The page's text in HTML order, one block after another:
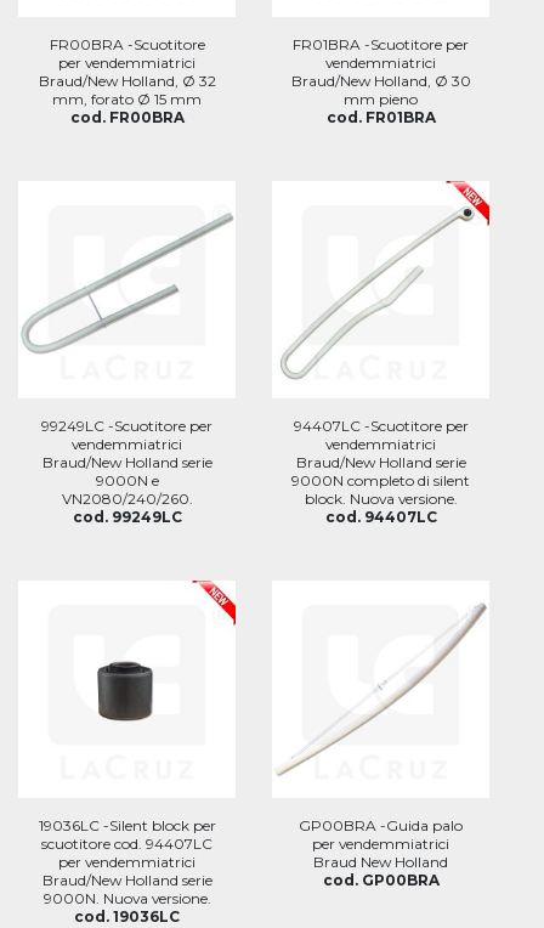
FR00BRA -Scuotitore
per vendemmiatrici
Braud/New Holland, Ø 32
mm, forato Ø 15 mm
cod. FR00BRA
FR01BRA -Scuotitore per
vendemmiatrici
Braud/New Holland, Ø 30
mm pieno
cod. FR01BRA
99249LC -Scuotitore per
vendemmiatrici
Braud/New Holland serie
9000N e
VN2080/240/260.
cod. 99249LC
94407LC -Scuotitore per
vendemmiatrici
Braud/New Holland serie
9000N completo di silent
block. Nuova versione.
cod. 94407LC
19036LC -Silent block per
scuotitore cod. 94407LC
per vendemmiatrici
Braud/New Holland serie
9000N. Nuova versione.
cod. 19036LC
GP00BRA -Guida palo
per vendemmiatrici
Braud New Holland
cod. GP00BRA